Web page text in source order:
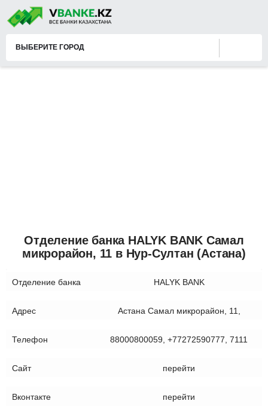
ВЫБЕРИТЕ ГОРОД
Отделение банка HALYK BANK Самал
микрорайон, 11 в Нур-Султан (Астана)
Отделение банка HALYK BANK
Адрес Астана Самал микрорайон, 11,
Телефон 88000800059, +77272590777, 7111
Сайт перейти
Вконтакте перейти